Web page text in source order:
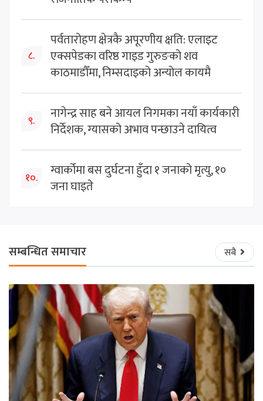
८.
पर्वतारोहण क्षेत्रकै अपूरणीय क्षति: एलाइट
एक्सपेडका वरिष्ठ गाइड गुरुङको शव
काठमाडौँमा, निम्सदाइको अन्योल कायमै
९.
नागेन्द्र साह बने आयल निगमका नयाँ कार्यकारी
निर्देशक, ग्यासको अभाव पन्छाउने दायित्व
१०.
ग्वार्कोमा बस दुर्घटना हुँदा १ जनाको मृत्यु, १०
जना घाइते
सम्बन्धित समाचार सबै